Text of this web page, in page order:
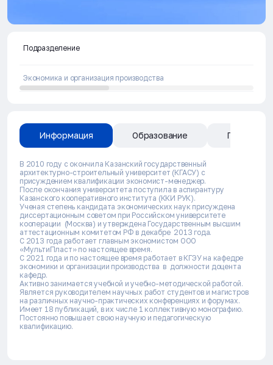
Подразделение
Экономика и организация производства
Информация Образование
В 2010 году с окончила Казанский государственный
архитектурно-строительный университет (КГАСУ) с
присуждением квалификации экономист-менеджер.
После окончания университета поступила в аспирантуру
Казанского кооперативного института (ККИ РУК).
Ученая степень кандидата экономических наук присуждена
диссертационным советом при Российском университете
кооперации (Москва) и утверждена Государственным высшим
аттестационным комитетом РФ в декабре 2013 года.
С 2013 года работает главным экономистом ООО
«МультиПласт» по настоящее время.
С 2021 года и по настоящее время работает в КГЭУ на кафедре
экономики и организации производства в должности доцента
кафедр.
Активно занимается учебной и учебно-методической работой.
Является руководителем научных работ студентов и магистров
на различных научно-практических конференциях и форумах.
Имеет 18 публикаций, в их числе 1 коллективную монографию.
Постоянно повышает свою научную и педагогическую
квалификацию.